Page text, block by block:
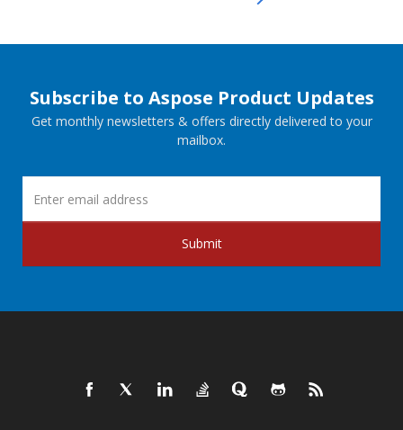
Subscribe to Aspose Product Updates
Get monthly newsletters & offers directly delivered to your
mailbox.
Submit